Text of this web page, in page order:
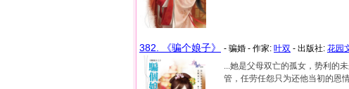
382. 《骗个娘子》 - 骗婚 - 作家: 叶双 - 出版社: 花园
...她是父母双亡的孤女，势利的
管，任劳任怨只为还他当初的恩